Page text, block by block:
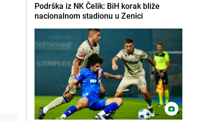
Podrška iz NK Čelik: BiH korak bliže
nacionalnom stadionu u Zenici